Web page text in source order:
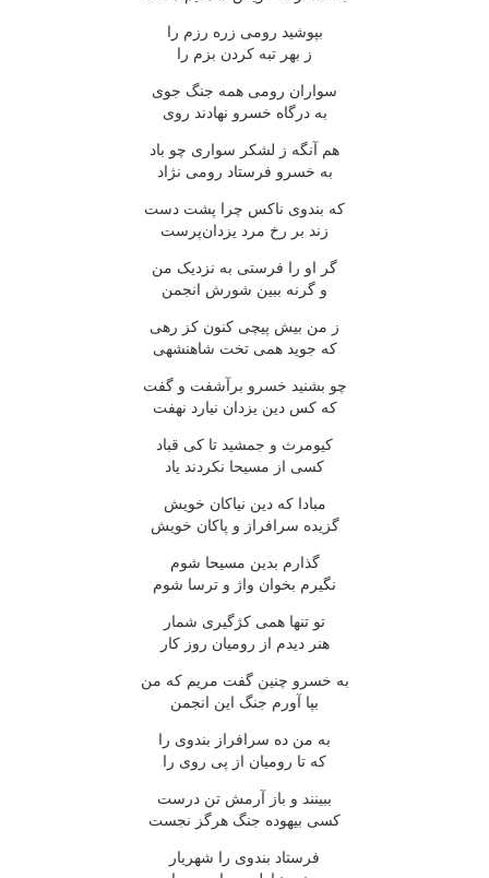
بپوشید رومی زره رزم را
ز بهر تبه کردن بزم را
سواران رومی همه جنگ جوی
به درگاه خسرو نهادند روی
هم آنگه ز لشکر سواری چو باد
به خسرو فرستاد رومی نژاد
که بندوی ناکس چرا پشت دست
زند بر رخ مرد یزدان‌پرست
گر او را فرستی به نزدیک من
و گرنه ببین شورش انجمن
ز من بیش پیچی کنون کز رهی
که جوید همی تخت شاهنشهی
چو بشنید خسرو برآشفت و گفت
که کس دین یزدان نیارد نهفت
کیومرث و جمشید تا کی قباد
کسی از مسیحا نکردند یاد
مبادا که دین نیاکان خویش
گزیده سرافراز و پاکان خویش
گذارم بدین مسیحا شوم
نگیرم بخوان واژ و ترسا شوم
تو تنها همی کژگیری شمار
هنر دیدم از رومیان روز کار
به خسرو چنین گفت مریم که من
بپا آورم جنگ این انجمن
به من ده سرافراز بندوی را
که تا رومیان از پی روی را
ببینند و باز آرمش تن درست
کسی بیهوده جنگ هرگز نجست
فرستاد بندوی را شهریار